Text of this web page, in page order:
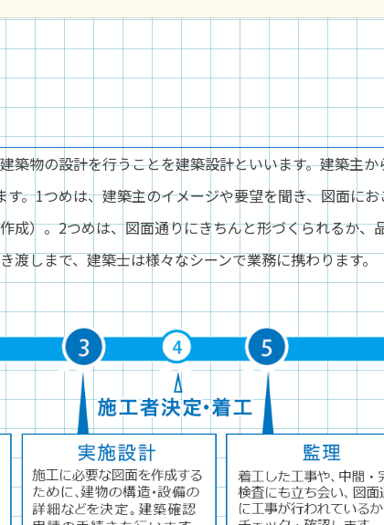
築物の設計を行うことを建築設計といいます。建築主
。1つめは、建築主のイメージや要望を聞き、図面にお
成）。2つめは、図面通りにきちんと形づくられるか、
渡しまで、建築士は様々なシーンで業務に携わります。